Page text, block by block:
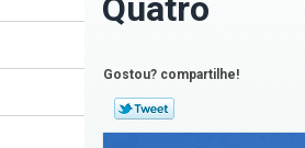
Quatro
Gostou? compartilhe!